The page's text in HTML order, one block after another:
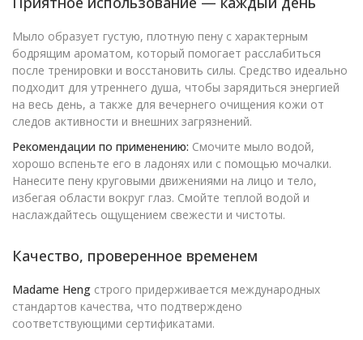
Мыло образует густую, плотную пену с характерным
бодрящим ароматом, который помогает расслабиться
после тренировки и восстановить силы. Средство идеально
подходит для утреннего душа, чтобы зарядиться энергией
на весь день, а также для вечернего очищения кожи от
следов активности и внешних загрязнений.
Рекомендации по применению: Смочите мыло водой,
хорошо вспеньте его в ладонях или с помощью мочалки.
Нанесите пену круговыми движениями на лицо и тело,
избегая области вокруг глаз. Смойте теплой водой и
наслаждайтесь ощущением свежести и чистоты.
Качество, проверенное временем
Madame Heng строго придерживается международных
стандартов качества, что подтверждено
соответствующими сертификатами.